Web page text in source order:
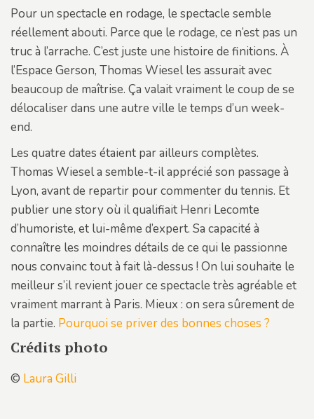
Pour un spectacle en rodage, le spectacle semble
réellement abouti. Parce que le rodage, ce n’est pas un
truc à l’arrache. C’est juste une histoire de finitions. À
l’Espace Gerson, Thomas Wiesel les assurait avec
beaucoup de maîtrise. Ça valait vraiment le coup de se
délocaliser dans une autre ville le temps d’un week-
end.
Les quatre dates étaient par ailleurs complètes.
Thomas Wiesel a semble-t-il apprécié son passage à
Lyon, avant de repartir pour commenter du tennis. Et
publier une story où il qualifiait Henri Lecomte
d’humoriste, et lui-même d’expert. Sa capacité à
connaître les moindres détails de ce qui le passionne
nous convainc tout à fait là-dessus ! On lui souhaite le
meilleur s’il revient jouer ce spectacle très agréable et
vraiment marrant à Paris. Mieux : on sera sûrement de
la partie. Pourquoi se priver des bonnes choses ?
Crédits photo
© Laura Gilli